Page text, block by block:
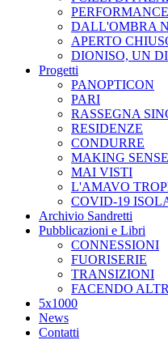
DALL'OMBRA
APERTO
DIONISO, UN
Progetti
PANOPTICON
PARI
RASSEGNA
RESIDENZE
CONDURRE
MAKING SENSE
MAI VISTI
L'AMAVO
COVID-19
Archivio Sandretti
Pubblicazioni e Libri
CONNESSIONI
FUORISERIE
TRANSIZIONI
FACENDO
5x1000
News
Contatti